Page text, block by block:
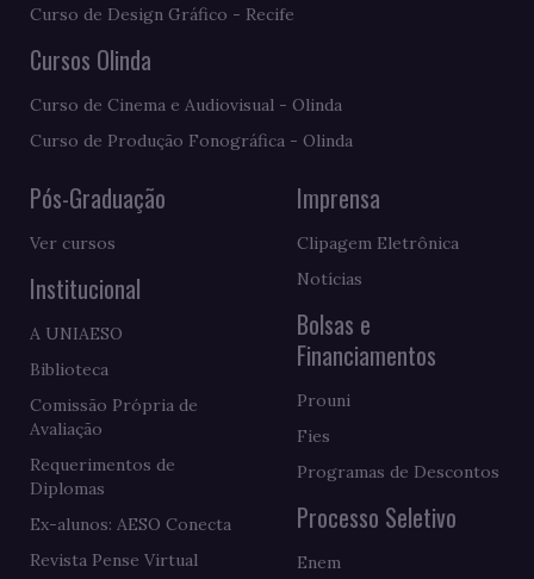
Curso de Design Gráfico - Recife
Cursos Olinda
Curso de Cinema e Audiovisual - Olinda
Curso de Produção Fonográfica - Olinda
Pós-Graduação
Ver cursos
Institucional
A UNIAESO
Biblioteca
Comissão Própria de
Avaliação
Requerimentos de
Diplomas
Ex-alunos: AESO Conecta
Revista Pense Virtual
Imprensa
Clipagem Eletrônica
Notícias
Bolsas e
Financiamentos
Prouni
Fies
Programas de Descontos
Processo Seletivo
Enem